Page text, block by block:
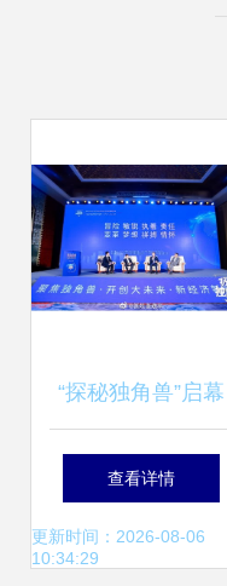
“探秘独角兽”启幕
北京广播电视台财
经频道新栏目聚焦
查看详情
更新时间：2026-08-06
10:34:29